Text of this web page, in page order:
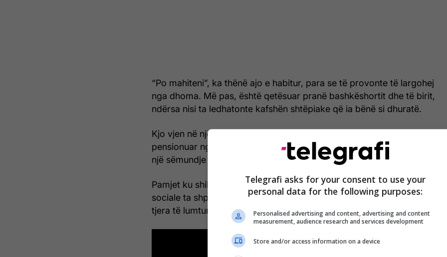
“Po mahiteni”, ka thënë ajo e habitur, para se të provonte të largohej
nga dhoma. Më pas, është qetësuar pranë bashkëshortit dhe të birit,
ndërsa nisi ta ledhatonte kafshën shtëpiake që ia bënë si dhuratë.
Kjo vjen në një kohë shumë të vështirë për Mulchay, e cila është
pensionuar nga puna që bënte si teknike shëndetësore, për shkak të
një sëmundje të rrallë që i shkakton dhimbje të vazhdueshme.
Pamjet ku shihet reagimi saj, kanë bërë që shfrytëzuesit e rrjeteve
sociale ta shpërndajnë videon, ndërsa ta urojnë atë për shumë vite
tjera të lumtura. /Telegrafi/
Telegrafi asks for your consent to use your
personal data for the following purposes:
Personalised advertising and content, advertising and content
measurement, audience research and services development
Store and/or access information on a device